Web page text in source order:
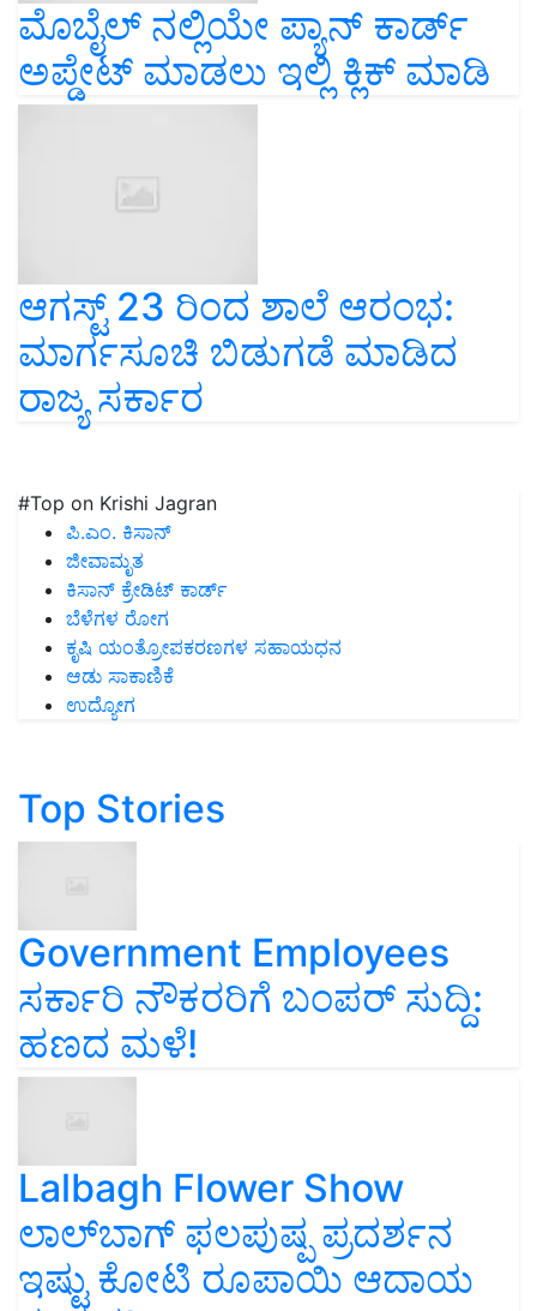
ಮೊಬೈಲ್ ನಲ್ಲಿಯೇ ಪ್ಯಾನ್ ಕಾರ್ಡ್
ಅಪ್ಡೇಟ್ ಮಾಡಲು ಇಲ್ಲಿ ಕ್ಲಿಕ್ ಮಾಡಿ
ಆಗಸ್ಟ್ 23 ರಿಂದ ಶಾಲೆ ಆರಂಭ:
ಮಾರ್ಗಸೂಚಿ ಬಿಡುಗಡೆ ಮಾಡಿದ
ರಾಜ್ಯ ಸರ್ಕಾರ
#Top on Krishi Jagran
ಪಿ.ಎಂ. ಕಿಸಾನ್
ಜೀವಾಮೃತ
ಕಿಸಾನ್ ಕ್ರೇಡಿಟ್ ಕಾರ್ಡ್
ಬೆಳೆಗಳ ರೋಗ
ಕೃಷಿ ಯಂತ್ರೋಪಕರಣಗಳ ಸಹಾಯಧನ
ಆಡು ಸಾಕಾಣಿಕೆ
ಉದ್ಯೋಗ
Top Stories
Government Employees
ಸರ್ಕಾರಿ ನೌಕರರಿಗೆ ಬಂಪರ್‌ ಸುದ್ದಿ:
ಹಣದ ಮಳೆ!
Lalbagh Flower Show
ಲಾಲ್‌ಬಾಗ್ ಫಲಪುಷ್ಪ ಪ್ರದರ್ಶನ
ಇಷ್ಟು ಕೋಟಿ ರೂಪಾಯಿ ಆದಾಯ